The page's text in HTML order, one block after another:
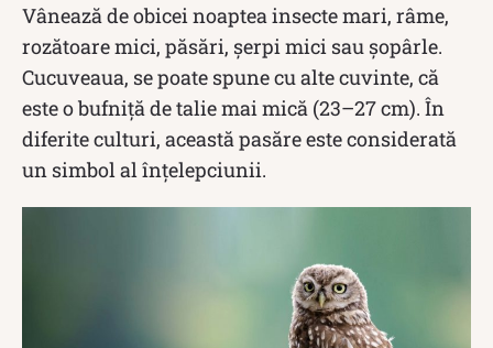
Vânează de obicei noaptea insecte mari, râme,
rozătoare mici, păsări, șerpi mici sau șopârle.
Cucuveaua, se poate spune cu alte cuvinte, că
este o bufniță de talie mai mică (23–27 cm). În
diferite culturi, această pasăre este considerată
un simbol al înțelepciunii.